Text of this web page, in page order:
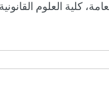
كلية العلوم